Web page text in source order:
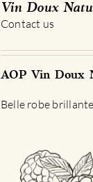
Vin Doux
Contact us
AOP Vin Doux
Belle robe